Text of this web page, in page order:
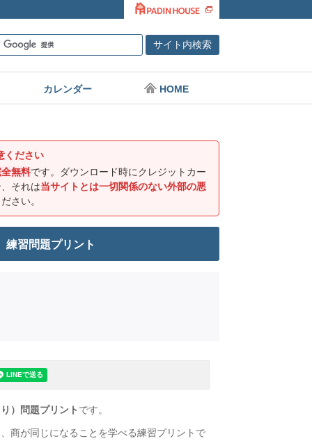
カレンダー HOME
ください
無料です。ダウンロード時にクレジットカー
それは当サイトとは一切関係のない外部の悪
さい。
練習問題プリント
）問題プリント です。
商が同じになることを学べる練習プリントで